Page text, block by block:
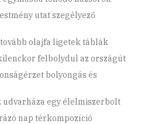
utat szegélyező
olajfa ligetek táblák
felbolydul az országút
bolyongás és
egy élelmiszerbolt
nap térkompozíció